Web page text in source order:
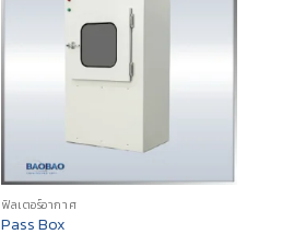
ฟิลเตอร์อากาศ
Pass Box